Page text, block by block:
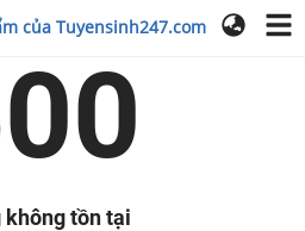
của Tuyensinh247.com
không tồn tại